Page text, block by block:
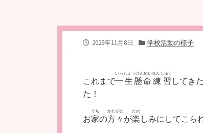
公
2025年11月8日
カ
リ
ー
学校活動の様子
これまで一生懸命
いっしょうけんめい
練習
れんしゅう
してきた
た！
お家
うち
の方々
かたがた
が楽
たの
しみにしてこら